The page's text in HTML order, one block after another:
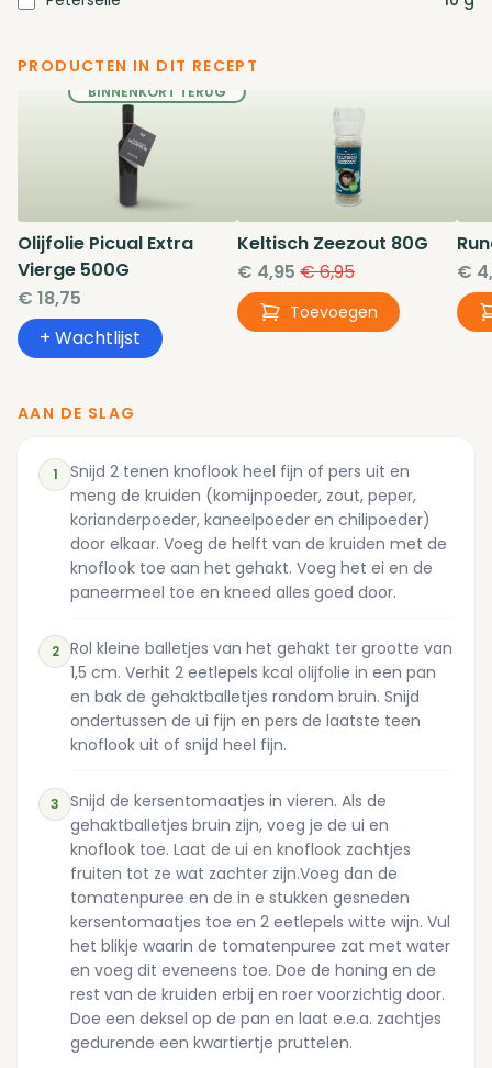
PRODUCTEN IN DIT RECEPT
BINNENKORT TERUG
Olijfolie Picual Extra
Vierge 500G
€ 18,75
+ Wachtlijst
Keltisch Zeezout 80G
€ 4,95 € 6,95
Toevoegen
€
AAN DE SLAG
1
Snijd 2 tenen knoflook heel fijn of pers uit en
meng de kruiden (komijnpoeder, zout, peper,
korianderpoeder, kaneelpoeder en chilipoeder)
door elkaar. Voeg de helft van de kruiden met de
knoflook toe aan het gehakt. Voeg het ei en de
paneermeel toe en kneed alles goed door.
2
Rol kleine balletjes van het gehakt ter grootte van
1,5 cm. Verhit 2 eetlepels kcal olijfolie in een pan
en bak de gehaktballetjes rondom bruin. Snijd
ondertussen de ui fijn en pers de laatste teen
knoflook uit of snijd heel fijn.
3
Snijd de kersentomaatjes in vieren. Als de
gehaktballetjes bruin zijn, voeg je de ui en
knoflook toe. Laat de ui en knoflook zachtjes
fruiten tot ze wat zachter zijn.Voeg dan de
tomatenpuree en de in e stukken gesneden
kersentomaatjes toe en 2 eetlepels witte wijn. Vul
het blikje waarin de tomatenpuree zat met water
en voeg dit eveneens toe. Doe de honing en de
rest van de kruiden erbij en roer voorzichtig door.
Doe een deksel op de pan en laat e.e.a. zachtjes
gedurende een kwartiertje pruttelen.